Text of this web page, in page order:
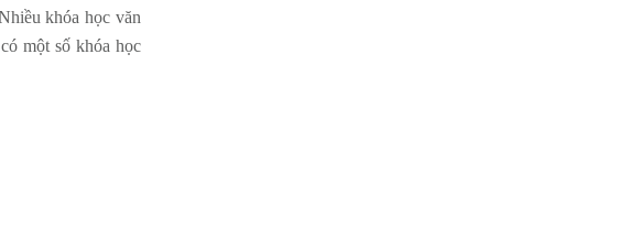
khóa học văn
một số khóa học